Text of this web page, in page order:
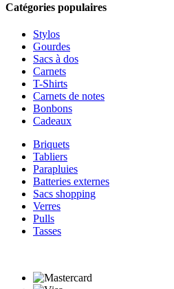
Catégories populaires
Stylos
Gourdes
Sacs à dos
Carnets
T-Shirts
Carnets de notes
Bonbons
Cadeaux
Briquets
Tabliers
Parapluies
Batteries externes
Sacs shopping
Verres
Pulls
Tasses